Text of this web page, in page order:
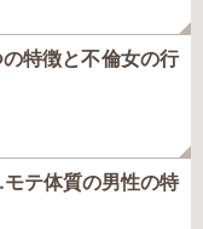
特徴と不倫女の行
テ体質の男性の特